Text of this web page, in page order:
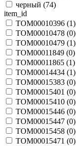
черный (74)
item_id
TOM00010396 (1)
TOM00010478 (0)
TOM00010479 (1)
TOM00011849 (0)
TOM00011865 (1)
TOM00014434 (1)
TOM00015383 (0)
TOM00015401 (0)
TOM00015410 (0)
TOM00015446 (0)
TOM00015447 (0)
TOM00015458 (0)
TOM00015471 (0)